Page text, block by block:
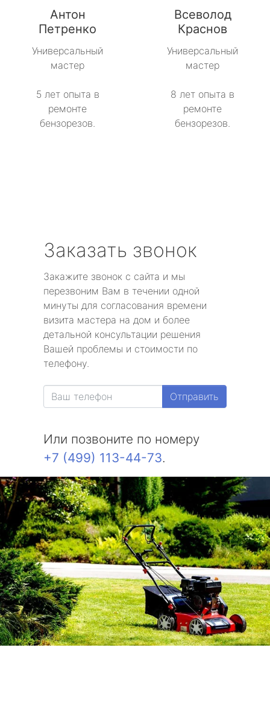
Антон
Петренко
Универсальный
мастер
5 лет опыта в
ремонте
бензорезов.
Всеволод
Краснов
Универсальный
мастер
8 лет опыта в
ремонте
бензорезов.
Заказать звонок
Закажите звонок с сайта и мы
перезвоним Вам в течении одной
минуты для согласования времени
визита мастера на дом и более
детальной консультации решения
Вашей проблемы и стоимости по
телефону.
Отправить
Или позвоните по номеру
+7 (499) 113-44-73.